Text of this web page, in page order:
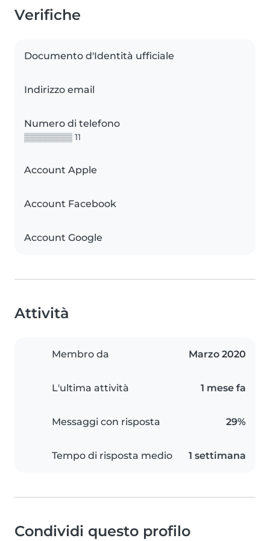
Verifiche
Documento d'Identità ufficiale
Indirizzo email
Numero di telefono
▒▒▒▒▒▒▒▒ 11
Account Apple
Account Facebook
Account Google
Attività
Membro da Marzo 2020
L'ultima attività 1 mese fa
Messaggi con risposta 29%
Tempo di risposta medio 1 settimana
Condividi questo profilo